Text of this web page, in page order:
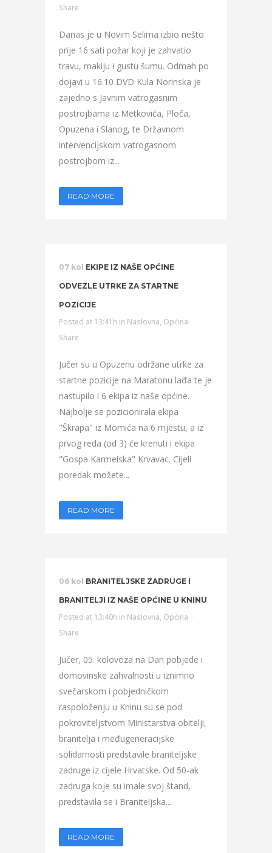
Share
Danas je u Novim Selima izbio nešto
prije 16 sati požar koji je zahvatio
travu, makiju i gustu šumu. Odmah po
dojavi u 16.10 DVD Kula Norinska je
zajedno s Javnim vatrogasnim
postrojbama iz Metkovića, Ploča,
Opuzena i Slanog, te Državnom
intervencijskom vatrogasnom
postrojbom iz...
READ MORE
07 kol EKIPE IZ NAŠE OPĆINE
ODVEZLE UTRKE ZA STARTNE
POZICIJE
Posted at 13:41h in Naslovna, Općina
Share
Jučer su u Opuzenu održane utrke za
startne pozicije na Maratonu lađa te je
nastupilo i 6 ekipa iz naše općine.
Najbolje se pozicionirala ekipa
"Škrapa" iz Momića na 6 mjestu, a iz
prvog reda (od 3) će krenuti i ekipa
"Gospa Karmelska" Krvavac. Cijeli
poredak možete...
READ MORE
06 kol BRANITELJSKE ZADRUGE I
BRANITELJI IZ NAŠE OPĆINE U KNINU
Posted at 13:40h in Naslovna, Općina
Share
Jučer, 05. kolovoza na Dan pobjede i
domovinske zahvalnosti u iznimno
svečarskom i pobjedničkom
raspoloženju u Kninu su se pod
pokroviteljstvom Ministarstva obitelji,
branitelja i međugeneracijske
solidarnosti predstavile braniteljske
zadruge iz cijele Hrvatske. Od 50-ak
zadruga koje su imale svoj štand,
predstavila se i Braniteljska...
READ MORE